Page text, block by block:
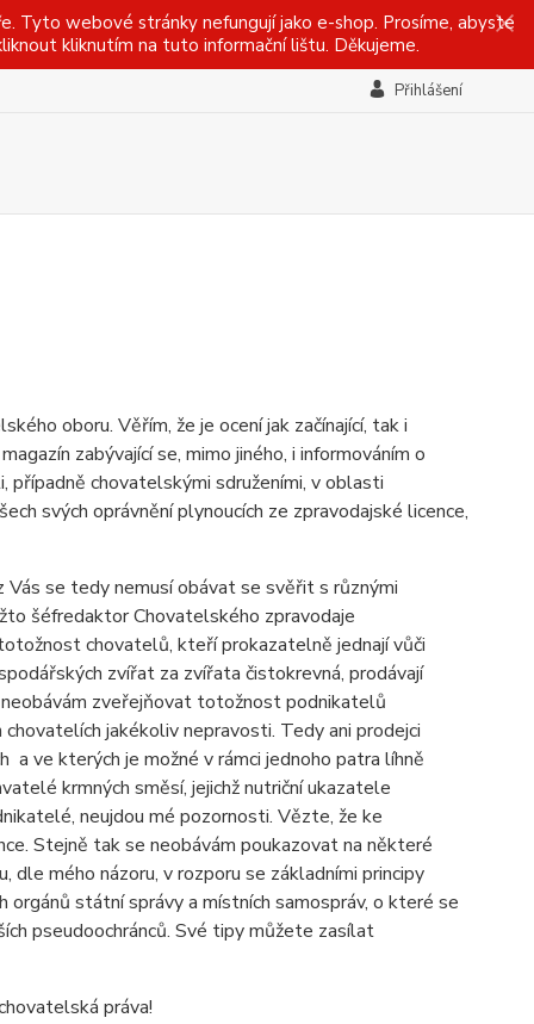
Tyto webové stránky nefungují jako e-shop. Prosíme, abyste
kliknutím na tuto informační lištu. Děkujeme.
Přihlášení
oboru. Věřím, že je ocení jak začínající, tak i
zabývající se, mimo jiného, i informováním o
případně chovatelskými sdruženími, v oblasti
svých oprávnění plynoucích ze zpravodajské licence,
Vás se tedy nemusí obávat se svěřit s různými
šéfredaktor Chovatelského zpravodaje
chovatelů, kteří prokazatelně jednají vůči
zvířat za zvířata čistokrevná, prodávají
zveřejňovat totožnost podnikatelů
jakékoliv nepravosti. Tedy ani prodejci
a ve kterých je možné v rámci jednoho patra líhně
krmných směsí, jejichž nutriční ukazatele
neujdou mé pozornosti. Vězte, že ke
Stejně tak se neobávám poukazovat na některé
mého názoru, v rozporu se základními principy
státní správy a místních samospráv, o které se
pseudoochránců. Své tipy můžete zasílat
práva!